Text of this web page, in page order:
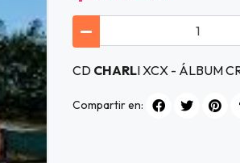
CD CHARLI XCX - ÁLBUM
Compartir en: